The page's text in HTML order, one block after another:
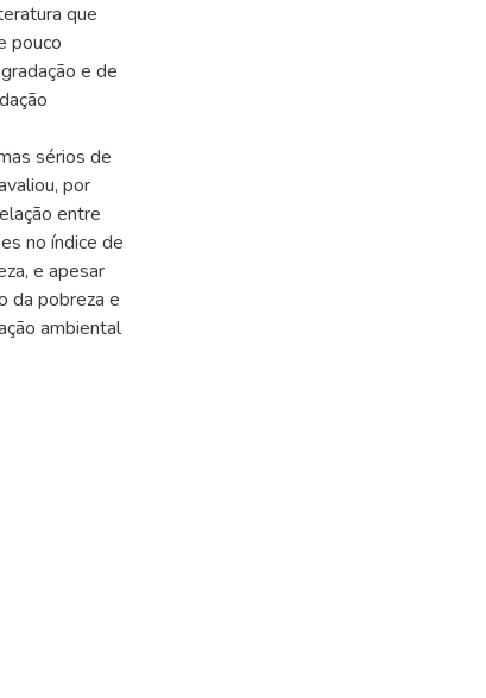
que
pouco
e de
sérios de
por
entre
no índice de
e apesar
da pobreza e
ambiental